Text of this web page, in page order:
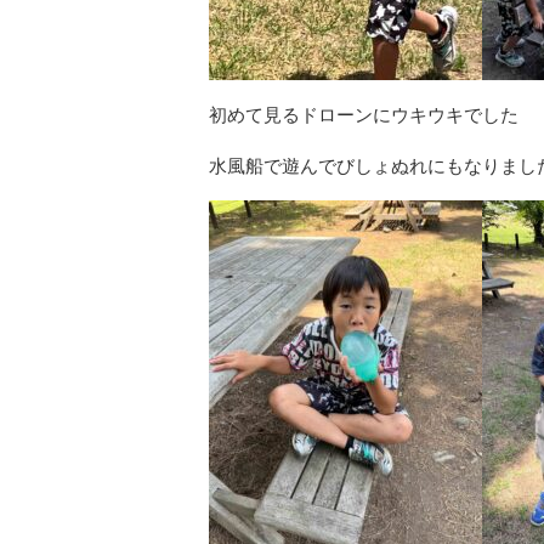
初めて見るドローンにウキウキでした
水風船で遊んでびしょぬれにもなりまし